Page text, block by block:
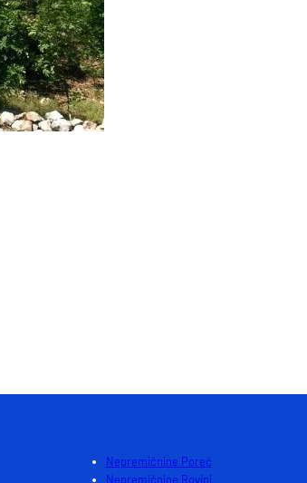
Nepremičnine Poreč
Nepremičnine Rovinj